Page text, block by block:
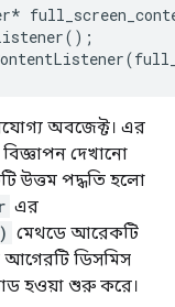
*
();
(
অবজেক্ট। এর
দেখানো
উত্তম পদ্ধতি হলো
এর
মেথডে আরেকটি
আগেরটি ডিসমিস
হওয়া শুরু করে।